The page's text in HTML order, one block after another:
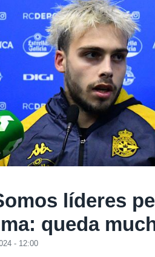
líderes
queda
- 12:00